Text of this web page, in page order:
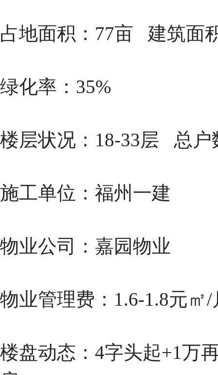
占地面积：77亩 建筑面
绿化率：35%
楼层状况：18-33层 总
施工单位：福州一建
物业公司：嘉园物业
物业管理费：1.6-1.8元㎡/
楼盘动态：4字头起+1万